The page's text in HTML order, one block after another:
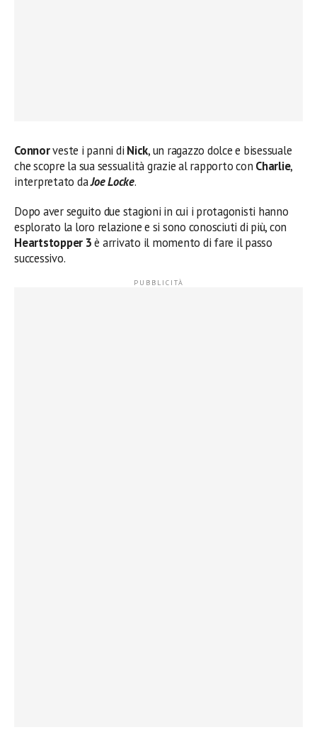
Connorveste i panni di Nick, un ragazzo dolce e bisessuale
che scopre la sua sessualità grazie al rapporto con Charlie,
interpretato daJoe Locke.
Dopo aver seguito due stagioni in cui i protagonisti hanno
esplorato la loro relazione e si sono conosciuti di più, con
Heartstopper 3è arrivato il momento di fare il passo
successivo.